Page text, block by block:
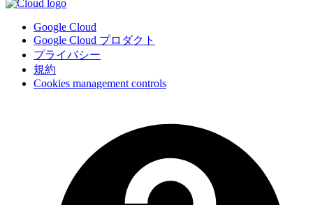
Google Cloud
Google Cloud プロダクト
プライバシー
規約
Cookies management controls